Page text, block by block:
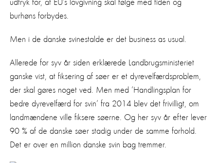
udtryk for, at EU’s lovgivning skal følge med tiden og
burhøns forbydes.
Men i de danske svinestalde er det business as usual.
Allerede for syv år siden erklærede Landbrugsministeriet
ganske vist, at fiksering af søer er et dyrevelfærdsproblem,
der skal gøres noget ved. Men med ’Handlingsplan for
bedre dyrevelfærd for svin’ fra 2014 blev det frivilligt, om
landmændene ville fiksere søerne. Og her syv år efter lever
90 % af de danske søer stadig under de samme forhold.
Det er over en million danske svin bag tremmer.